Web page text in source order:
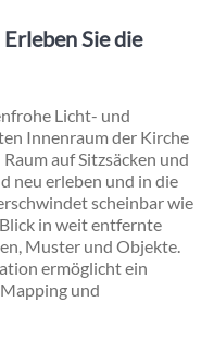
Sie die
Licht- und
Innenraum der Kirche
auf Sitzsäcken und
neu erleben und in die
scheinbar wie
in weit entfernte
Muster und Objekte.
ermöglicht ein
und